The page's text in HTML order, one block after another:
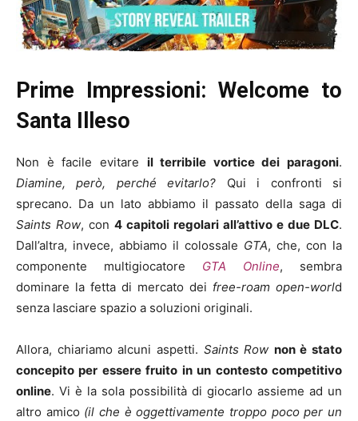
Prime Impressioni: Welcome to
Santa Illeso
Non è facile evitare il terribile vortice dei paragoni.
Diamine, però, perché evitarlo? Qui i confronti si
sprecano. Da un lato abbiamo il passato della saga di
Saints Row, con 4 capitoli regolari all’attivo e due DLC.
Dall’altra, invece, abbiamo il colossale GTA, che, con la
componente multigiocatore GTA Online, sembra
dominare la fetta di mercato dei free-roam open-world
senza lasciare spazio a soluzioni originali.
Allora, chiariamo alcuni aspetti. Saints Row non è stato
concepito per essere fruito in un contesto competitivo
online. Vi è la sola possibilità di giocarlo assieme ad un
altro amico (il che è oggettivamente troppo poco per un